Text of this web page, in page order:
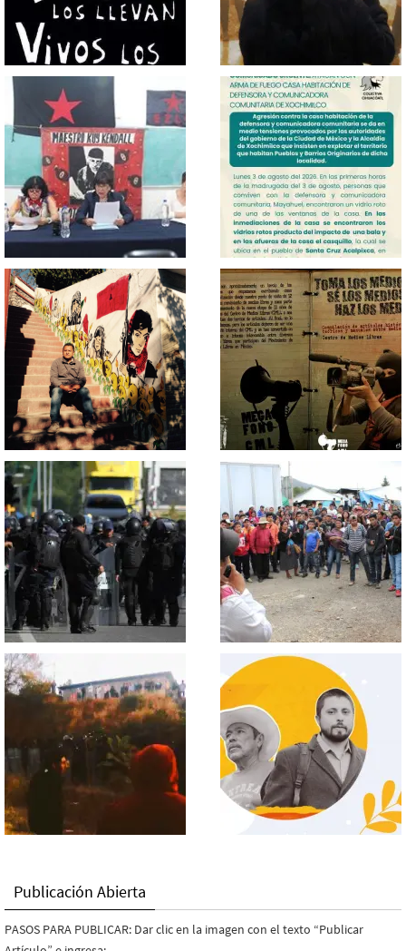
Publicación Abierta
PASOS PARA PUBLICAR: Dar clic en la imagen con el texto “Publicar